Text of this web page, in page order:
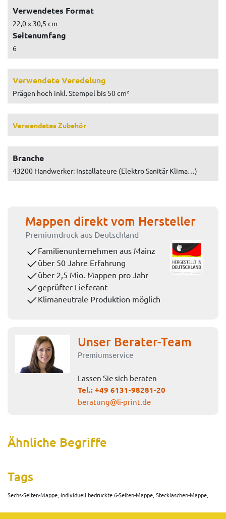
Verwendetes Format
22,0 x 30,5 cm
Seitenumfang
6
Verwendete Veredelung
Prägen hoch inkl. Stempel bis 50 cm²
Verwendetes Zubehör
Branche
43200 Handwerker: Installateure (Elektro Sanitär Klima…)
Mappen direkt vom Hersteller
Premiumdruck aus Deutschland
Familienunternehmen aus Mainz
über 50 Jahre Erfahrung
über 2,5 Mio. Mappen pro Jahr
geprüfter Lieferant
Klimaneutrale Produktion möglich
Unser Berater-Team
Premiumservice
Lassen Sie sich beraten
Tel.:+49 6131-98281-20
beratung@li-print.de
Ähnliche Begriffe
Tags
Sechs-Seiten-Mappe, individuell bedruckte 6-Seiten-Mappe, Stecklaschen-Mappe,